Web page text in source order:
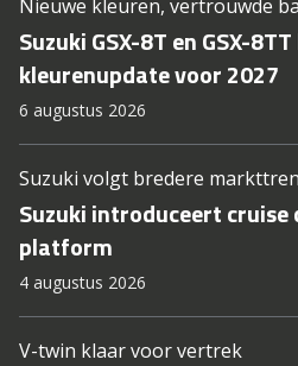
Nieuwe kleuren, vertrouwde
Suzuki GSX-8T en GSX-
kleurenupdate voor 2027
6 augustus 2026
Suzuki volgt bredere
Suzuki introduceert
platform
4 augustus 2026
V-twin klaar voor vertrek